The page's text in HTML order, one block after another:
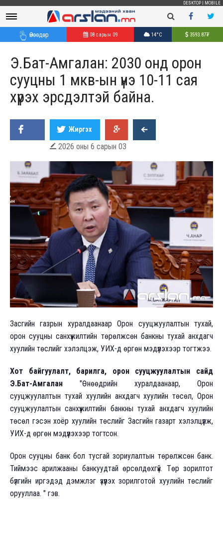
DESKTOP MOBILE
Өнөөдөр 08 сарын 09 14°C 3593.87₮
Э.Бат-Амгалан: 2030 онд орон
сууцны 1 мкв-ын үнэ 10-11 сая
хүрэх эрсдэлтэй байна.
Жиргэх
 2026 оны 6 сарын 03
Засгийн газрын хуралдаанаар Орон сууцжуулалтын тухай,
орон сууцны санхүүжилтийн төрөлжсөн банкны тухай анхдагч
хуулийн төслийг хэлэлцэж, УИХ-д өргөн мэдүүлэхээр тогтжээ.
Хот байгуулалт, барилга, орон сууцжуулалтын сайд
Э.Бат-Амгалан "Өнөөдрийн хуралдаанаар, Орон
сууцжуулалтын тухай хуулийн анхдагч хуулийн төсөл, Орон
сууцжуулалтын санхүүжилтийн банкны тухай анхдагч хуулийн
төсөл гэсэн хоёр хуулийн төслийг Засгийн газарт хэлэлцүүлж,
УИХ-д өргөн мэдүүлэхээр тогтсон.
Орон сууцны банк бол тусгай зориулалтын төрөлжсөн банк.
Тиймээс арилжааны банкуудтай өрсөлдөхгүй. Төр зорилтот
бүлгийн иргэдэд дэмжлэг үзүүлэх зорилготой хуулийн төслийг
орууллаа. " гэв.